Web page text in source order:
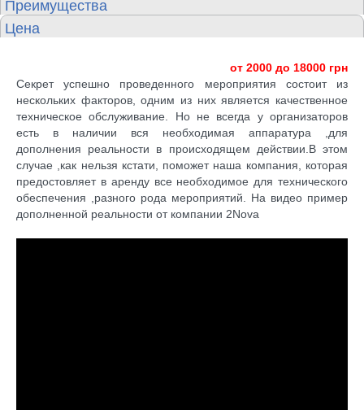
Преимущества
Цена
от 2000 до 18000 грн
Секрет успешно проведенного мероприятия состоит из
нескольких факторов, одним из них является качественное
техническое обслуживание. Но не всегда у организаторов
есть в наличии вся необходимая аппаратура ,для
дополнения реальности в происходящем действии.В этом
случае ,как нельзя кстати, поможет наша компания, которая
предостовляетв аренду все необходимое для технического
обеспечения ,разного рода мероприятий. На видео пример
дополненной реальности от компании 2Nova